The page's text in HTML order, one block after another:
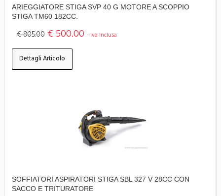
ARIEGGIATORE STIGA SVP 40 G MOTORE A SCOPPIO
STIGA TM60 182CC.
€ 805.00 € 500.00 - Iva Inclusa
Dettagli Articolo
SOFFIATORI ASPIRATORI STIGA SBL 327 V 28CC CON
SACCO E TRITURATORE